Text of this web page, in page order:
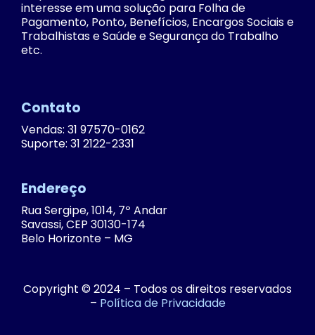
interesse em uma solução para Folha de
Pagamento, Ponto, Benefícios, Encargos Sociais e
Trabalhistas e Saúde e Segurança do Trabalho
etc.
Contato
Vendas: 31 97570-0162
Suporte: 31 2122-2331
Endereço
Rua Sergipe, 1014, 7º Andar
Savassi, CEP 30130-174
Belo Horizonte – MG
Copyright © 2024 – Todos os direitos reservados
– Política de Privacidade